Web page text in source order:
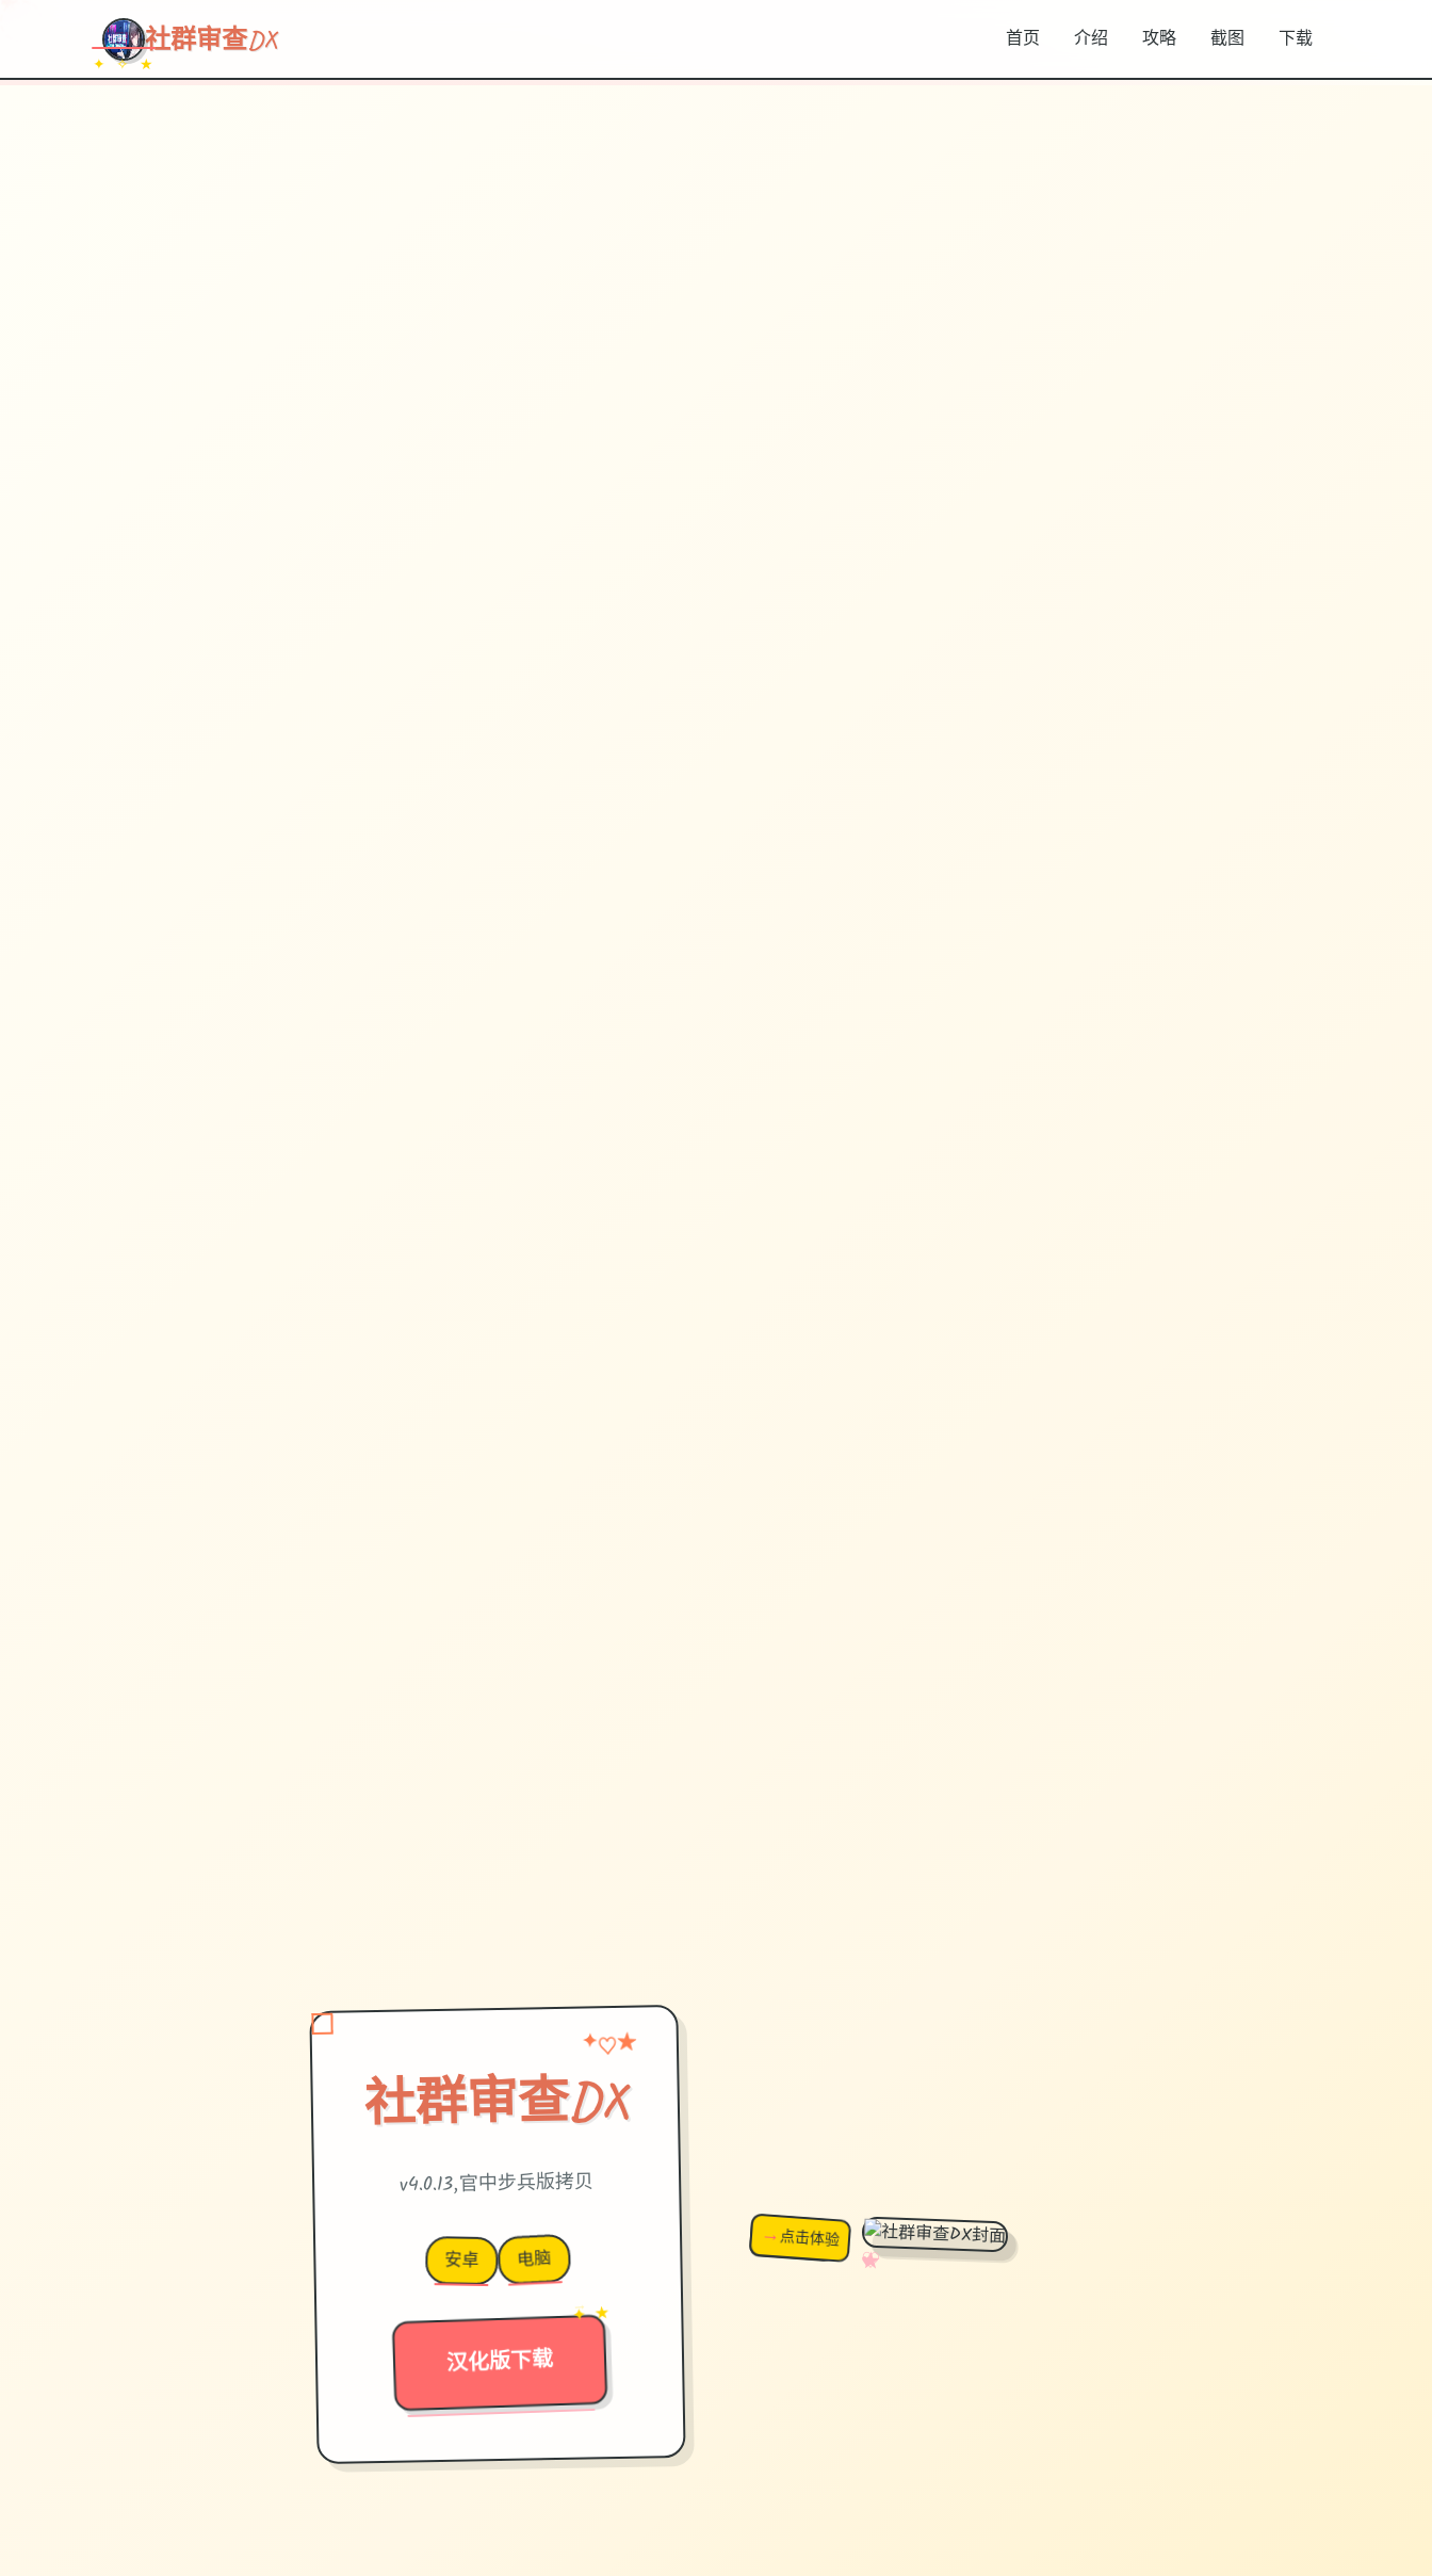
✦ ✧ ★
社群审查DX 首页 介绍 攻略 截图 下载
社群审查DX
✦♡★
v4.0.13,官中步兵版拷贝
安卓 电脑
汉化版下载
✦ ★
✧
♡
★
♥
↗超棒！
→点击体验